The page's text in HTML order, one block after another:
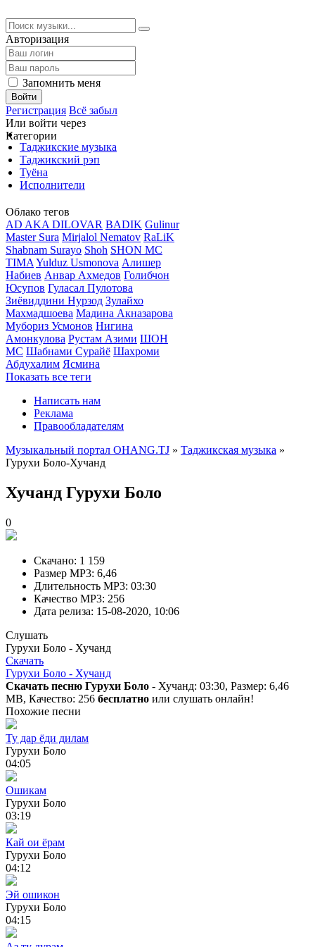
Авторизация
Запомнить меня
Войти
Регистрация Всё забыл
Или войти через
Категории
Таджикские музыка
Таджикский рэп
Туёна
Исполнители
Облако тегов
AD AKA DILOVAR BADIK Gulinur
Master Sura Mirjalol Nematov RaLiK
Shabnam Surayo Shoh SHON MC
TIMA Yulduz Usmonova Алишер
Набиев Анвар Ахмедов Голибчон
Юсупов Гуласал Пулотова
Зиёвиддини Нурзод Зулайхо
Махмадшоева Мадина Акназарова
Мубориз Усмонов Нигина
Амонкулова Рустам Азими ШОН
МС Шабнами Сурайё Шахроми
Абдухалим Ясмина
Показать все теги
Написать нам
Реклама
Правообладателям
Музыкальный портал OHANG.TJ » Таджикская музыка »
Гурухи Боло-Хучанд
Хучанд Гурухи Боло
0
Скачано: 1 159
Размер MP3: 6,46
Длительность MP3: 03:30
Качество MP3: 256
Дата релиза: 15-08-2020, 10:06
Слушать
Гурухи Боло - Хучанд
Скачать
Гурухи Боло - Хучанд
Скачать песню Гурухи Боло - Хучанд: 03:30, Размер: 6,46
MB, Качество: 256 бесплатно или слушать онлайн!
Похожие песни
Ту дар ёди дилам
Гурухи Боло
04:05
Ошикам
Гурухи Боло
03:19
Кай ои ёрам
Гурухи Боло
04:12
Эй ошикон
Гурухи Боло
04:15